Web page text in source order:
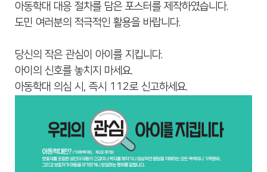
아동학대 대응 절차를 담은 포스터를 제작하였습니다.
도민 여러분의 적극적인 활용을 바랍니다.
당신의 작은 관심이 아이를 지킵니다.
아이의 신호를 놓치지 마세요.
아동학대 의심 시, 즉시 112로 신고하세요.